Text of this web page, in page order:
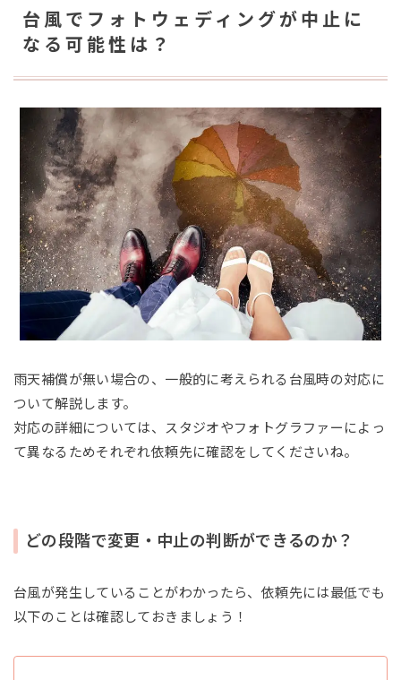
台風でフォトウェディングが中止に
なる可能性は？
雨天補償が無い場合の、一般的に考えられる台風時の対応に
ついて解説します。
対応の詳細については、スタジオやフォトグラファーによっ
て異なるためそれぞれ依頼先に確認をしてくださいね。
どの段階で変更・中止の判断ができるのか？
台風が発生していることがわかったら、依頼先には最低でも
以下のことは確認しておきましょう！